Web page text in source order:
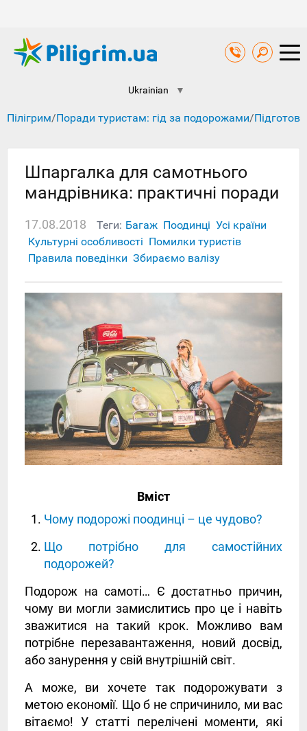
Ukrainian ▼
Пілігрим/Поради туристам: гід за подорожами/
Шпаргалка для самотнього
мандрівника: практичні поради
17.08.2018 Теги: Багаж Поодинці Усі країни
Культурні особливості Помилки туристів
Правила поведінки Збираємо валізу
Вміст
Чому подорожі поодинці – це чудово?
Що потрібно для самостійних
подорожей?
Подорож на самоті… Є достатньо причин,
чому ви могли замислитись про це і навіть
зважитися на такий крок. Можливо вам
потрібне перезавантаження, новий досвід,
або занурення у свій внутрішній світ.
А може, ви хочете так подорожувати з
метою економії. Що б не спричинило, ми вас
вітаємо! У статті перелічені моменти, які